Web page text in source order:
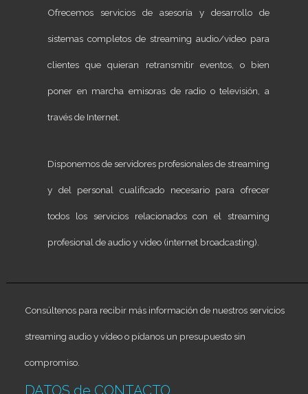
Ofrecemos servicios de asesoría y desarrollo de
sistemas completos de streaming audio/video para
clientes que quieran retransmitir eventos, o bien
poner en marcha emisoras de radio o televisión, a
través de Internet.
Disponemos de servidores profesionales de streaming
y del personal cualificado necesario para ofrecer
todos los servicios relacionados con el streaming
profesional de audio y video (internet broadcasting).
Consúltenos para recibir más información de nuestros servicios
streaming audio y vídeo o pídanos un presupuesto sin
compromiso.